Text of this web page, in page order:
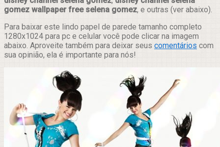
gomez wallpaper free selena gomez, e outras (ver abaixo).
Para baixar este lindo papel de parede tamanho completo
1280x1024 para pc e celular você pode clicar na imagem
abaixo. Aproveite também para deixar seus comentários com
sua opinião, ela é importante para nós!